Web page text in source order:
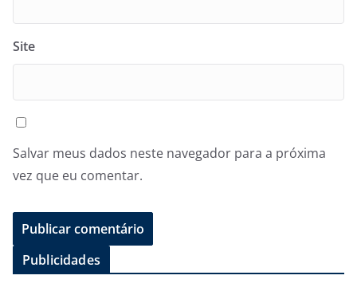
Site
Salvar meus dados neste navegador para a próxima
vez que eu comentar.
Publicidades